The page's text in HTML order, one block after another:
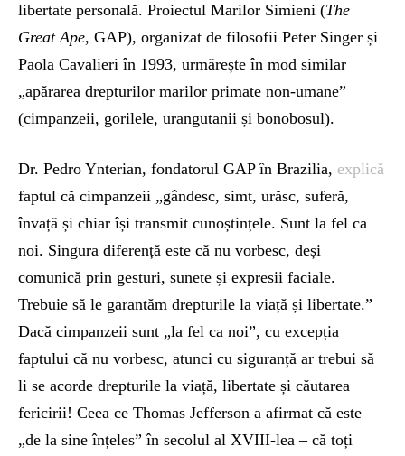
libertate personală. Proiectul Marilor Simieni (The
Great Ape, GAP), organizat de filosofii Peter Singer și
Paola Cavalieri în 1993, urmărește în mod similar
„apărarea drepturilor marilor primate non-umane”
(cimpanzeii, gorilele, urangutanii și bonobosul).
Dr. Pedro Ynterian, fondatorul GAP în Brazilia, explică
faptul că cimpanzeii „gândesc, simt, urăsc, suferă,
învață și chiar își transmit cunoștințele. Sunt la fel ca
noi. Singura diferență este că nu vorbesc, deși
comunică prin gesturi, sunete și expresii faciale.
Trebuie să le garantăm drepturile la viață și libertate.”
Dacă cimpanzeii sunt „la fel ca noi”, cu excepția
faptului că nu vorbesc, atunci cu siguranță ar trebui să
li se acorde drepturile la viață, libertate și căutarea
fericirii! Ceea ce Thomas Jefferson a afirmat că este
„de la sine înțeles” în secolul al XVIII-lea – că toți